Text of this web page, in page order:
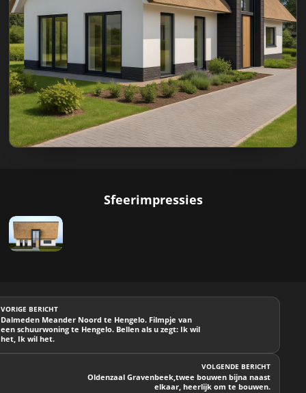
Sfeerimpressies
VORIGE BERICHT
Dalmeden Meander Noord te Hengelo. Filmpje van
een schuurwoning te Hengelo. Bellen als u zegt: Ik wil
het, Ik wil het.
VOLGENDE BERICHT
Oldenzaal Gravenbeek,twee bouwen bijna naast
elkaar, heerlijk om te bouwen.